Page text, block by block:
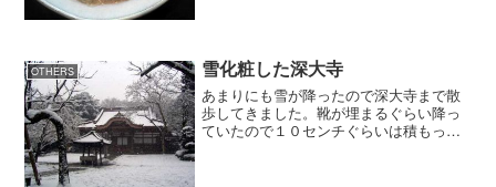
OTHERS 雪化粧した深大寺
あまりにも雪が降ったので深大寺まで散
歩してきました。靴が埋まるぐらい降っ
ていたので１０センチぐらいは積もった